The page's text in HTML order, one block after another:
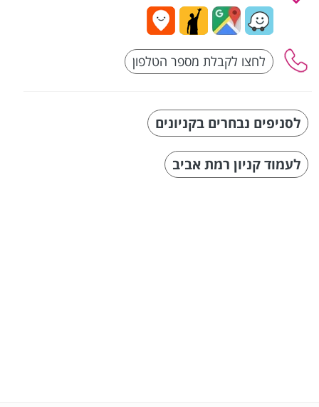
לסניפים נבחרים בקניונים
לעמוד קניון רמת אביב